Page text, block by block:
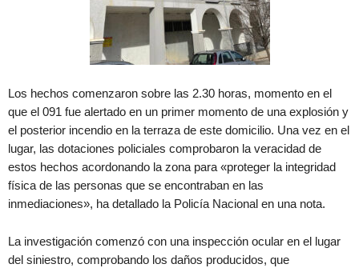
Los hechos comenzaron sobre las 2.30 horas, momento en el
que el 091 fue alertado en un primer momento de una explosión y
el posterior incendio en la terraza de este domicilio. Una vez en el
lugar, las dotaciones policiales comprobaron la veracidad de
estos hechos acordonando la zona para «proteger la integridad
física de las personas que se encontraban en las
inmediaciones», ha detallado la Policía Nacional en una nota.
La investigación comenzó con una inspección ocular en el lugar
del siniestro, comprobando los daños producidos, que